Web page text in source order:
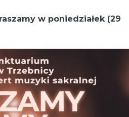
w poniedziałek (29